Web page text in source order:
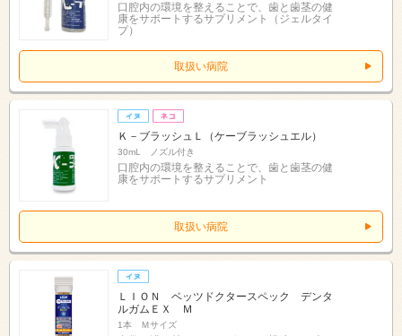
口腔内の環境を整えることで、歯と歯茎の健
康をサポートするサプリメント（ジェルタイ
プ）
取扱い病院
Ｋ－ブラッシュＬ（ケーブラッシュエル）
30mL ノズル付き
口腔内の環境を整えることで、歯と歯茎の健
康をサポートするサプリメント
取扱い病院
ＬＩＯＮ ベッツドクタースペック デンタ
ルガムＥＸ Ｍ
1本 Ｍサイズ